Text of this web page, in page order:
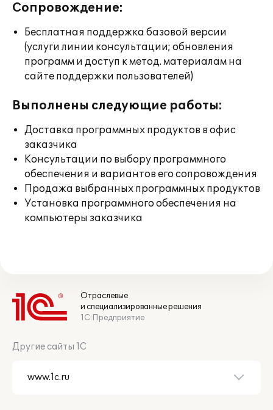
Сопровождение:
Бесплатная поддержка базовой версии
(услуги линии консультации; обновления
программ и доступ к метод. материалам на
сайте поддержки пользователей)
Выполнены следующие работы:
Доставка программных продуктов в офис
заказчика
Консультации по выбору программного
обеспечения и вариантов его сопровождения
Продажа выбранных программных продуктов
Установка программного обеспечения на
компьютеры заказчика
Отраслевые
и специализированные решения
1С:Предприятие
Другие сайты 1С